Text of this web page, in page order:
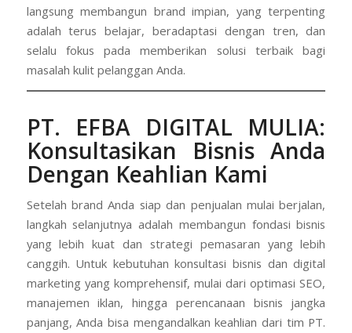
langsung membangun brand impian, yang terpenting
adalah terus belajar, beradaptasi dengan tren, dan
selalu fokus pada memberikan solusi terbaik bagi
masalah kulit pelanggan Anda.
PT. EFBA DIGITAL MULIA:
Konsultasikan Bisnis Anda
Dengan Keahlian Kami
Setelah brand Anda siap dan penjualan mulai berjalan,
langkah selanjutnya adalah membangun fondasi bisnis
yang lebih kuat dan strategi pemasaran yang lebih
canggih. Untuk kebutuhan konsultasi bisnis dan digital
marketing yang komprehensif, mulai dari optimasi SEO,
manajemen iklan, hingga perencanaan bisnis jangka
panjang, Anda bisa mengandalkan keahlian dari tim PT.